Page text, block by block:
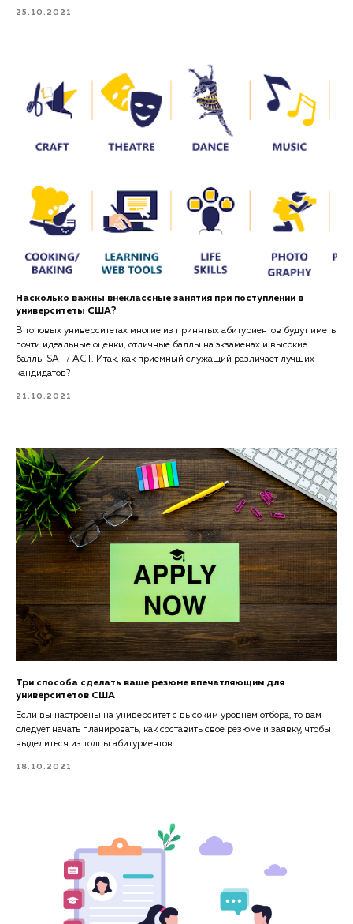
25.10.2021
Насколько важны внеклассные занятия при поступлении в
университеты США?
В топовых университетах многие из принятых абитуриентов будут иметь
почти идеальные оценки, отличные баллы на экзаменах и высокие
баллы SAT / ACT. Итак, как приемный служащий различает лучших
кандидатов?
21.10.2021
Три способа сделать ваше резюме впечатляющим для
университетов США
Если вы настроены на университет с высоким уровнем отбора, то вам
следует начать планировать, как составить свое резюме и заявку, чтобы
выделиться из толпы абитуриентов.
18.10.2021